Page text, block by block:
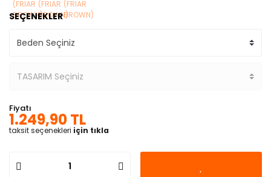
SEÇENEKLER
Fiyatı
1.249,90 TL
taksit seçenekleri için tıkla